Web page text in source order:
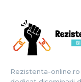
Rezistenta-